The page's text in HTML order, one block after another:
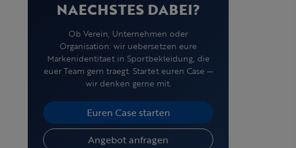
NAECHSTES DABEI?
Ob Verein, Unternehmen oder
Organisation: wir uebersetzen eure
Markenidentitaet in Sportbekleidung, die
euer Team gern traegt. Startet euren Case —
wir denken gerne mit.
Euren Case starten
Angebot anfragen